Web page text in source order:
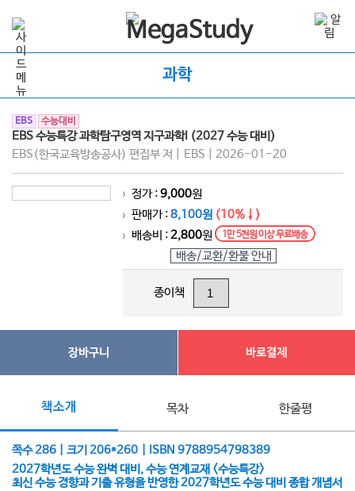
과학
EBS 수능대비
EBS 수능특강 과학탐구영역 지구과학I (2027 수능 대비)
EBS(한국교육방송공사) 편집부 저 | EBS | 2026-01-20
> 정가 :9,000원
> 판매가 :8,100원 (10%↓)
> 배송비 :2,800원 1만 5천원 이상 무료배송
배송/교환/환불 안내
종이책
장바구니 바로결제
책소개 목차 한줄평
쪽수 286 | 크기 206*260 | ISBN 9788954798389
2027학년도 수능 완벽 대비, 수능 연계교재 <수능특강>
최신 수능 경향과 기출 유형을 반영한 2027학년도 수능 대비 종합 개념서